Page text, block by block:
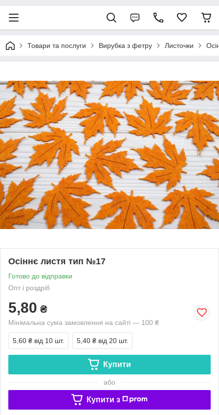
Товари та послуги Вирубка з фетру Листочки
Осіннє листя тип №17
Готово до відправки
Опт і роздріб
5,80 ₴
Мінімальна сума замовлення на сайті — 100 ₴
5,60 ₴ від 10 шт. 5,40 ₴ від 20 шт.
Купити
або
Купити з